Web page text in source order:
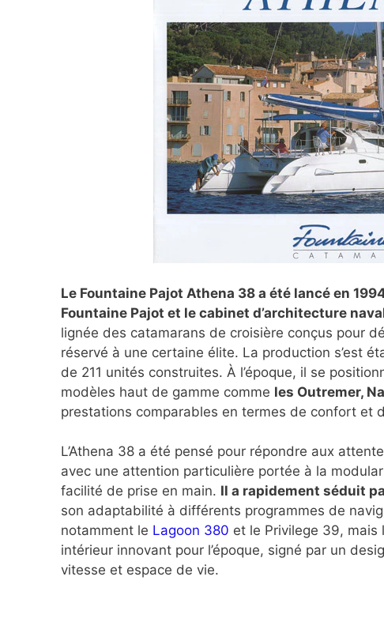
Le Fountaine Pajot Athena 38 a été lancé en
Fountaine Pajot et le cabinet d’architecture
lignée des catamarans de croisière conçus pour
réservé à une certaine élite. La production s’est
de 211 unités construites. À l’époque, il se
modèles haut de gamme comme les Outremer,
prestations comparables en termes de confort et
L’Athena 38 a été pensé pour répondre aux
avec une attention particulière portée à la
facilité de prise en main. Il a rapidement séduit
son adaptabilité à différents programmes de
notamment le Lagoon 380 et le Privilege 39, mais
intérieur innovant pour l’époque, signé par un
vitesse et espace de vie.